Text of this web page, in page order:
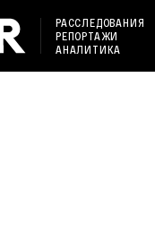
РАССЛЕДОВАНИЯ
РЕПОРТАЖИ
АНАЛИТИКА